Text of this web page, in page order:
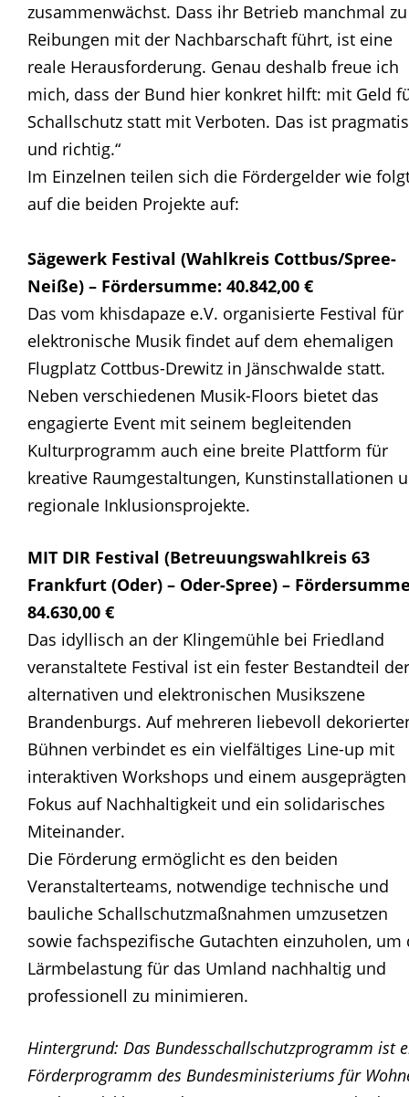
zusammenwächst. Dass ihr Betrieb manchmal zu
Reibungen mit der Nachbarschaft führt, ist eine
reale Herausforderung. Genau deshalb freue ich
mich, dass der Bund hier konkret hilft: mit Geld
Schallschutz statt mit Verboten. Das ist
und richtig.“
Im Einzelnen teilen sich die Fördergelder wie
auf die beiden Projekte auf:
Sägewerk Festival (Wahlkreis Cottbus/Spree-
Neiße) – Fördersumme: 40.842,00 €
Das vom khisdapaze e.V. organisierte Festival für
elektronische Musik findet auf dem ehemaligen
Flugplatz Cottbus-Drewitz in Jänschwalde statt.
Neben verschiedenen Musik-Floors bietet das
engagierte Event mit seinem begleitenden
Kulturprogramm auch eine breite Plattform für
kreative Raumgestaltungen, Kunstinstallationen
regionale Inklusionsprojekte.
MIT DIR Festival (Betreuungswahlkreis 63
Frankfurt (Oder) – Oder-Spree) –
84.630,00 €
Das idyllisch an der Klingemühle bei Friedland
veranstaltete Festival ist ein fester Bestandteil der
alternativen und elektronischen Musikszene
Brandenburgs. Auf mehreren liebevoll
Bühnen verbindet es ein vielfältiges Line-up mit
interaktiven Workshops und einem ausgeprägten
Fokus auf Nachhaltigkeit und ein solidarisches
Miteinander.
Die Förderung ermöglicht es den beiden
Veranstalterteams, notwendige technische und
bauliche Schallschutzmaßnahmen umzusetzen
sowie fachspezifische Gutachten einzuholen, um
Lärmbelastung für das Umland nachhaltig und
professionell zu minimieren.
Hintergrund: Das Bundesschallschutzprogramm ist
Förderprogramm des Bundesministeriums für